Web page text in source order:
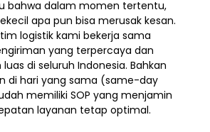
bahwa dalam momen tertentu,
apa pun bisa merusak kesan.
logistik kami bekerja sama
yang terpercaya dan
di seluruh Indonesia. Bahkan
di hari yang sama (same-day
memiliki SOP yang menjamin
layanan tetap optimal.